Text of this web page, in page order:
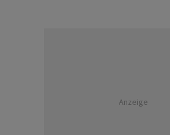
Anzeige